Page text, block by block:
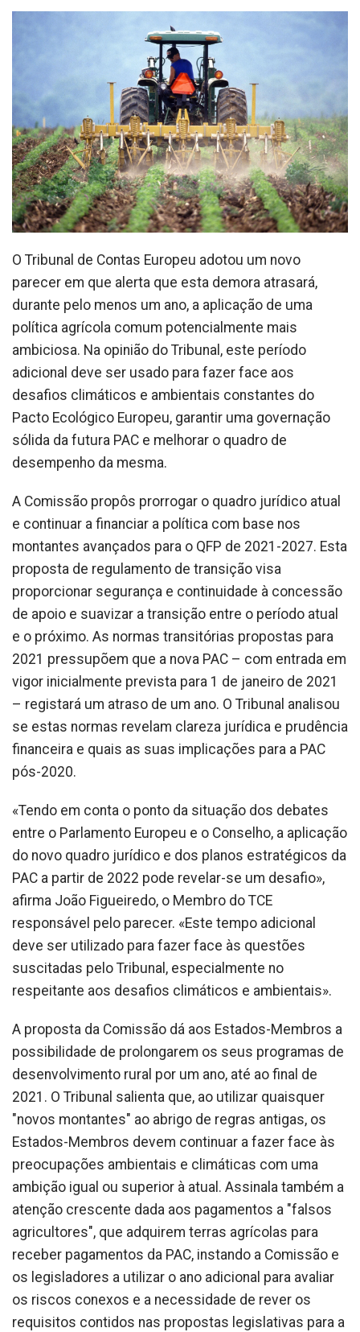
O Tribunal de Contas Europeu adotou um novo
parecer em que alerta que esta demora atrasará,
durante pelo menos um ano, a aplicação de uma
política agrícola comum potencialmente mais
ambiciosa. Na opinião do Tribunal, este período
adicional deve ser usado para fazer face aos
desafios climáticos e ambientais constantes do
Pacto Ecológico Europeu, garantir uma governação
sólida da futura PAC e melhorar o quadro de
desempenho da mesma.
A Comissão propôs prorrogar o quadro jurídico atual
e continuar a financiar a política com base nos
montantes avançados para o QFP de 2021-2027. Esta
proposta de regulamento de transição visa
proporcionar segurança e continuidade à concessão
de apoio e suavizar a transição entre o período atual
e o próximo. As normas transitórias propostas para
2021 pressupõem que a nova PAC – com entrada em
vigor inicialmente prevista para 1 de janeiro de 2021
– registará um atraso de um ano. O Tribunal analisou
se estas normas revelam clareza jurídica e prudência
financeira e quais as suas implicações para a PAC
pós-2020.
«Tendo em conta o ponto da situação dos debates
entre o Parlamento Europeu e o Conselho, a aplicação
do novo quadro jurídico e dos planos estratégicos da
PAC a partir de 2022 pode revelar-se um desafio»,
afirma João Figueiredo, o Membro do TCE
responsável pelo parecer. «Este tempo adicional
deve ser utilizado para fazer face às questões
suscitadas pelo Tribunal, especialmente no
respeitante aos desafios climáticos e ambientais».
A proposta da Comissão dá aos Estados-Membros a
possibilidade de prolongarem os seus programas de
desenvolvimento rural por um ano, até ao final de
2021. O Tribunal salienta que, ao utilizar quaisquer
"novos montantes" ao abrigo de regras antigas, os
Estados-Membros devem continuar a fazer face às
preocupações ambientais e climáticas com uma
ambição igual ou superior à atual. Assinala também a
atenção crescente dada aos pagamentos a "falsos
agricultores", que adquirem terras agrícolas para
receber pagamentos da PAC, instando a Comissão e
os legisladores a utilizar o ano adicional para avaliar
os riscos conexos e a necessidade de rever os
requisitos contidos nas propostas legislativas para a